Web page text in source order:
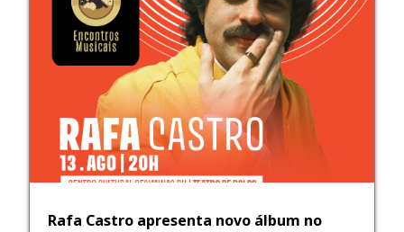
Rafa Castro apresenta novo álbum no